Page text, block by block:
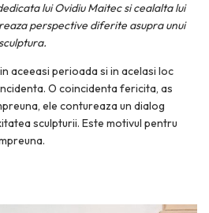
lui Ovidiu Maitec si cealalta lui
perspective diferite asupra unui
aceeasi perioada si in acelasi loc
O coincidenta fericita, as
ele contureaza un dialog
sculpturii. Este motivul pentru